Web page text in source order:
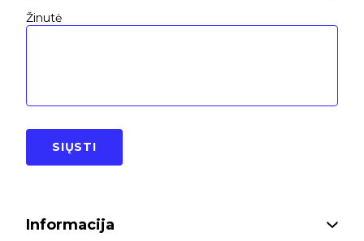
Informacija
Žinutė
SIŲSTI